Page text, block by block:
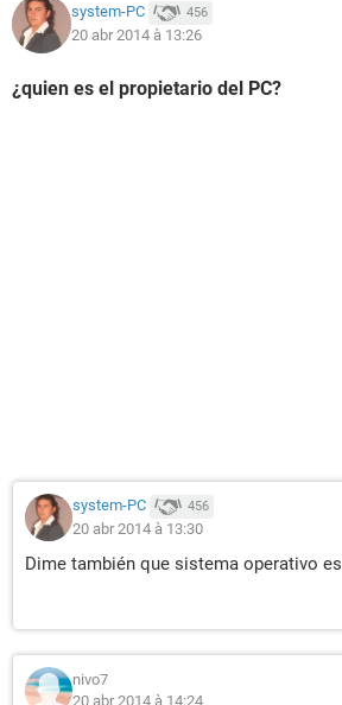
system-PC 456
20 abr 2014 à 13:26
¿quien es el propietario del PC?
system-PC 456
20 abr 2014 à 13:30
Dime también que sistema operativo es
nivo7
20 abr 2014 à 14:24